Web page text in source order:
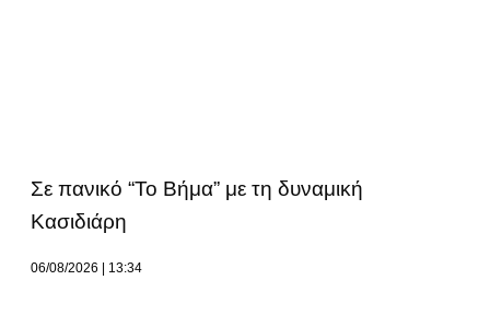
Σε πανικό “Το Βήμα” με τη δυναμική
Κασιδιάρη
06/08/2026 13:34